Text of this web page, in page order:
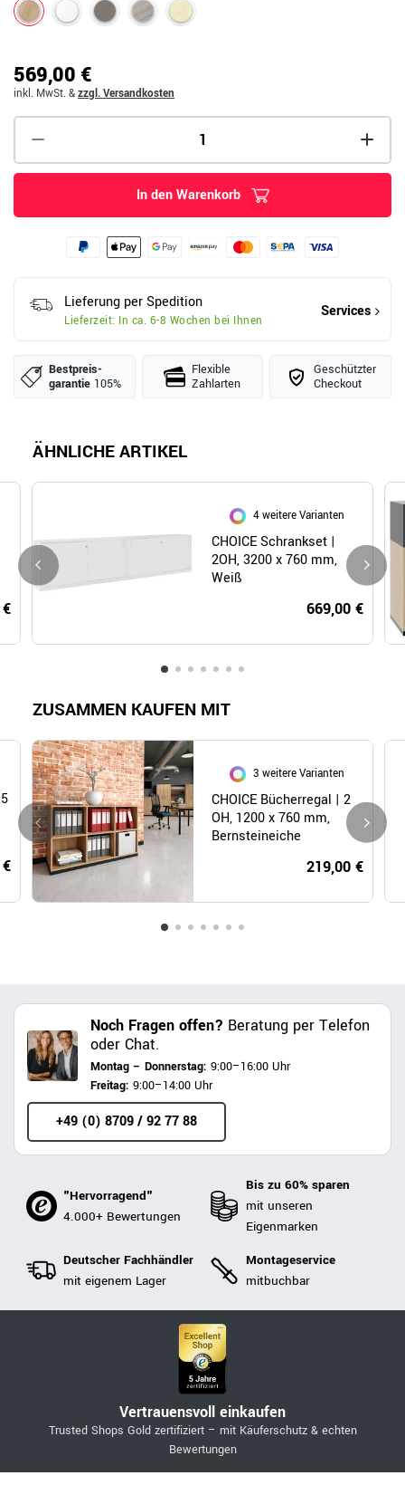
569,00 €
inkl. MwSt. &zzgl. Versandkosten
In den Warenkorb
Lieferung per Spedition
Lieferzeit: In ca. 6-8 Wochen bei Ihnen
Services
Bestpreis­
garantie 105%
Flexible
Zahlarten
Geschützter
Checkout
ÄHNLICHE ARTIKEL
4 weitere Varianten
CHOICE Schrankset |
2OH, 3200 x 760 mm,
Weiß
669,00 €
ZUSAMMEN KAUFEN MIT
3 weitere Varianten
CHOICE Bücherregal | 2
OH, 1200 x 760 mm,
Bernsteineiche
219,00 €
Noch Fragen offen? Beratung per Telefon
oder Chat.
Montag – Donnerstag: 9:00–16:00 Uhr
Freitag: 9:00–14:00 Uhr
+49 (0) 8709 / 92 77 88
"Hervorragend"
4.000+ Bewertungen
Bis zu 60% sparen
mit unseren
Eigenmarken
Deutscher Fachhändler
mit eigenem Lager
Montageservice
mitbuchbar
Vertrauensvoll einkaufen
Trusted Shops Gold zertifiziert – mit Käuferschutz & echten
Bewertungen